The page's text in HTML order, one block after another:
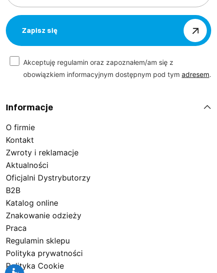
Zapisz się
Akceptuję regulamin oraz zapoznałem/am się z
obowiązkiem informacyjnym dostępnym pod tym adresem.
Informacje
O firmie
Kontakt
Zwroty i reklamacje
Aktualności
Oficjalni Dystrybutorzy
B2B
Katalog online
Znakowanie odzieży
Praca
Regulamin sklepu
Polityka prywatności
Polityka Cookie